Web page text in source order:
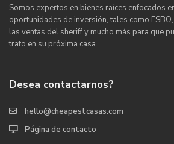
Somos expertos en bienes raíces enfocados
oportunidades de inversión, tales como
las ventas del sheriff y mucho más para que
trato en su próxima casa.
Desea contactarnos?
hello@cheapestcasas.com
Página de contacto